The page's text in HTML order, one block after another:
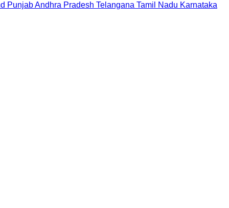
PunjabAndhra Pradesh Telangana Tamil Nadu Karnataka